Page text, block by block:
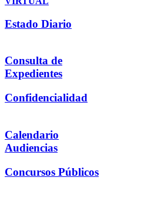
Estado Diario
Consulta de
Expedientes
Confidencialidad
Calendario
Audiencias
Concursos Públicos